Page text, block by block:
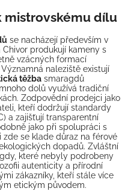
mistrovskému dílu
se nacházejí především v
produkují kameny s
vzácných formací
naleziště existují
těžba smaragdů
dolů využívá tradiční
Zodpovědní prodejci jako
kteří dodržují standardy
a zajišťují transparentní
jako při spolupráci s
zde se klade důraz na férové
dopadů. Zvláštní
které nebyly podrobeny
autenticity a přírodní
zákazníky, kteří stále více
etickým původem.